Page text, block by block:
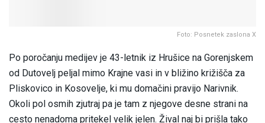
Foto: Posnetek zaslona X
Po poročanju medijev je 43-letnik iz Hrušice na Gorenjskem
od Dutovelj peljal mimo Krajne vasi in v bližino križišča za
Pliskovico in Kosovelje, ki mu domačini pravijo Narivnik.
Okoli pol osmih zjutraj pa je tam z njegove desne strani na
cesto nenadoma pritekel velik jelen. Žival naj bi prišla tako